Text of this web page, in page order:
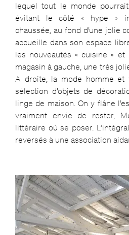
lequel tout le monde
évitant le côté « hype »
chaussée, au fond d’une jolie
accueille dans son espace
les nouveautés « cuisine »
magasin à gauche, une très
A droite, la mode homme et
sélection d’objets de
linge de maison. On y flâne
vraiment envie de rester,
littéraire où se poser.
reversés à une association